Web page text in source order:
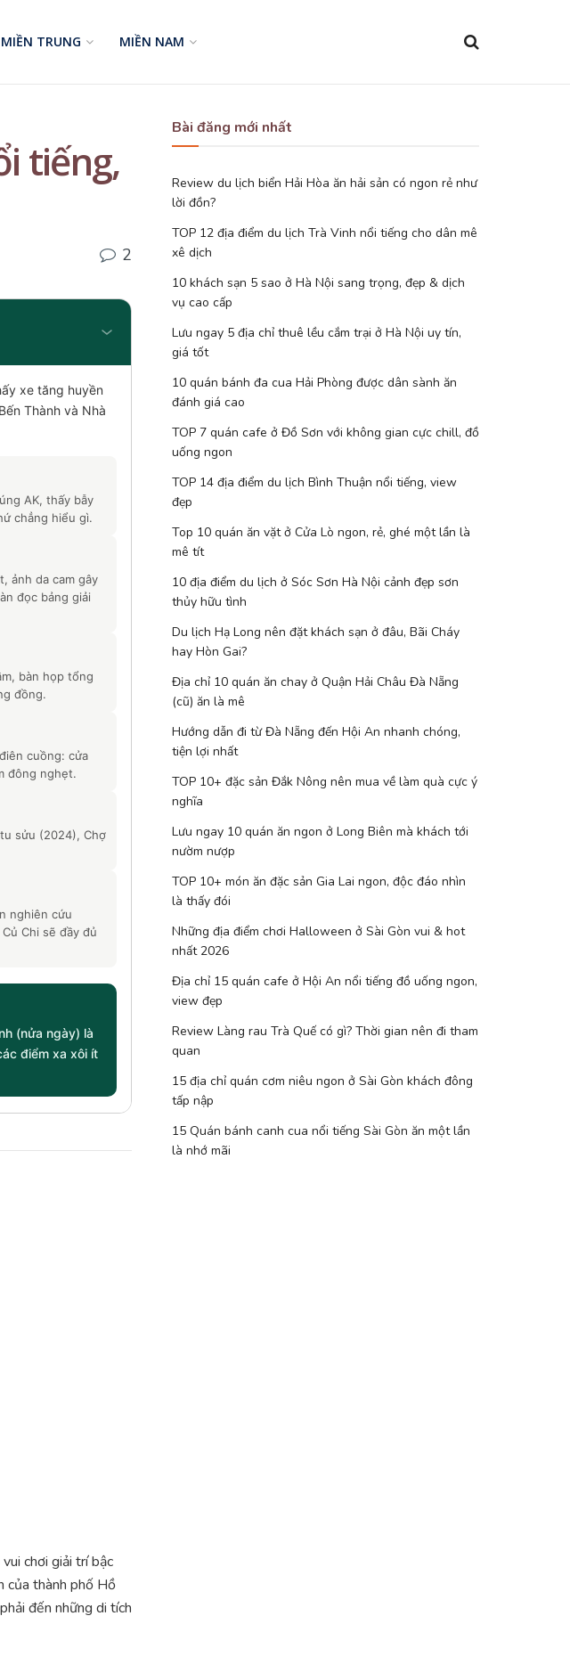
MIỀN TRUNG MIỀN NAM
tiếng,
2
xe tăng huyền
Thành và Nhà
AK, thấy bẫy
chẳng hiểu gì.
ảnh da cam gây
đọc bảng giải
bàn họp tổng
đồng.
cuồng: cửa
đông nghẹt.
sửu (2024), Chợ
nghiên cứu
Chi sẽ đầy đủ
(nửa ngày) là
điểm xa xôi ít
chơi giải trí bậc
của thành phố Hồ
đến những di tích
Bài đăng mới nhất
Review du lịch biển Hải Hòa ăn hải sản có ngon rẻ như
lời đồn?
TOP 12 địa điểm du lịch Trà Vinh nổi tiếng cho dân mê
xê dịch
10 khách sạn 5 sao ở Hà Nội sang trọng, đẹp & dịch
vụ cao cấp
Lưu ngay 5 địa chỉ thuê lều cắm trại ở Hà Nội uy tín,
giá tốt
10 quán bánh đa cua Hải Phòng được dân sành ăn
đánh giá cao
TOP 7 quán cafe ở Đồ Sơn với không gian cực chill, đồ
uống ngon
TOP 14 địa điểm du lịch Bình Thuận nổi tiếng, view
đẹp
Top 10 quán ăn vặt ở Cửa Lò ngon, rẻ, ghé một lần là
mê tít
10 địa điểm du lịch ở Sóc Sơn Hà Nội cảnh đẹp sơn
thủy hữu tình
Du lịch Hạ Long nên đặt khách sạn ở đâu, Bãi Cháy
hay Hòn Gai?
Địa chỉ 10 quán ăn chay ở Quận Hải Châu Đà Nẵng
(cũ) ăn là mê
Hướng dẫn đi từ Đà Nẵng đến Hội An nhanh chóng,
tiện lợi nhất
TOP 10+ đặc sản Đắk Nông nên mua về làm quà cực ý
nghĩa
Lưu ngay 10 quán ăn ngon ở Long Biên mà khách tới
nườm nượp
TOP 10+ món ăn đặc sản Gia Lai ngon, độc đáo nhìn
là thấy đói
Những địa điểm chơi Halloween ở Sài Gòn vui & hot
nhất 2026
Địa chỉ 15 quán cafe ở Hội An nổi tiếng đồ uống ngon,
view đẹp
Review Làng rau Trà Quế có gì? Thời gian nên đi tham
quan
15 địa chỉ quán cơm niêu ngon ở Sài Gòn khách đông
tấp nập
15 Quán bánh canh cua nổi tiếng Sài Gòn ăn một lần
là nhớ mãi